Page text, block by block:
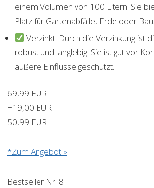
einem Volumen von 100 Litern. Sie
Platz für Gartenabfälle, Erde oder
Verzinkt: Durch die Verzinkung ist
robust und langlebig. Sie ist gut vor
äußere Einflüsse geschützt.
69,99 EUR
−19,00 EUR
50,99 EUR
*Zum Angebot »
Bestseller Nr. 8